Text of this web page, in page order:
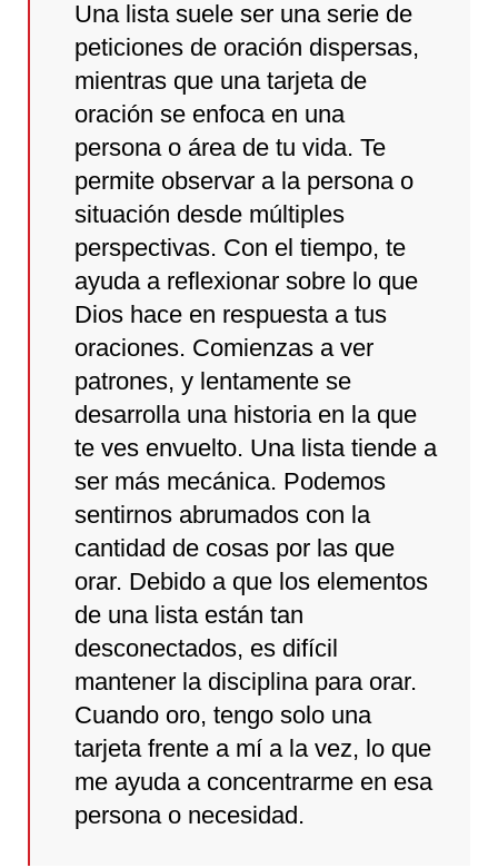
Una lista suele ser una serie de
peticiones de oración dispersas,
mientras que una tarjeta de
oración se enfoca en una
persona o área de tu vida. Te
permite observar a la persona o
situación desde múltiples
perspectivas. Con el tiempo, te
ayuda a reflexionar sobre lo que
Dios hace en respuesta a tus
oraciones. Comienzas a ver
patrones, y lentamente se
desarrolla una historia en la que
te ves envuelto. Una lista tiende a
ser más mecánica. Podemos
sentirnos abrumados con la
cantidad de cosas por las que
orar. Debido a que los elementos
de una lista están tan
desconectados, es difícil
mantener la disciplina para orar.
Cuando oro, tengo solo una
tarjeta frente a mí a la vez, lo que
me ayuda a concentrarme en esa
persona o necesidad.